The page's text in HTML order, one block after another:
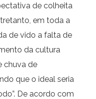
de colheita
em toda a
de vido a falta de
da cultura
chuva de
que o ideal seria
De acordo com